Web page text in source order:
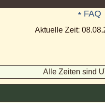
FAQ
Aktuelle Zeit:
Alle Zeiten sind